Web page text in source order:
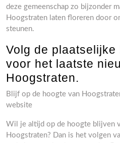
deze gemeenschap zo bijzonder
Hoogstraten laten floreren door
steunen.
Volg de
voor het laatste
Hoogstraten.
Blijf op de hoogte van
website
Wil je altijd op de hoogte blijven
Hoogstraten? Dan is het volgen